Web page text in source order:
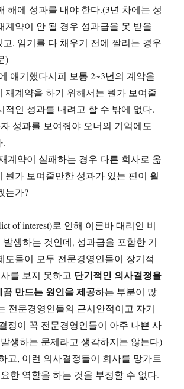
해에 성과를 내야 한다.(3년 차에는 성
계약이 안 될 경우 성과급을 못 받을
, 임기를 다 채우기 전에 짤리는 경우
)
얘기했다시피 보통 2~3년의 계약을
재계약을 하기 위해서는 뭔가 보여줄
적인 성과를 내려고 할 수 밖에 없다.
성과를 보여줘야 오너의 기억에도
.
계약이 실패하는 경우 다른 회사로 옮
뭔가 보여줄만한 성과가 있는 편이 훨
는가?
of interest)로 인해 이른바 대리인 비
발생하는 것인데, 성과급을 포함한 기
도들이 모두 전문경영인들이 장기적
를 보지 못하고 단기적인 의사결정을
만드는 원인을 제공하는 부분이 많
전문경영인들의 근시안적이고 자기
정이 꼭 전문경영인들이 아주 나쁜 사
생하는 문제라고 생각하지는 않는다)
고, 이런 의사결정들이 회사를 망가트
한 역할을 하는 것을 부정할 수 없다.